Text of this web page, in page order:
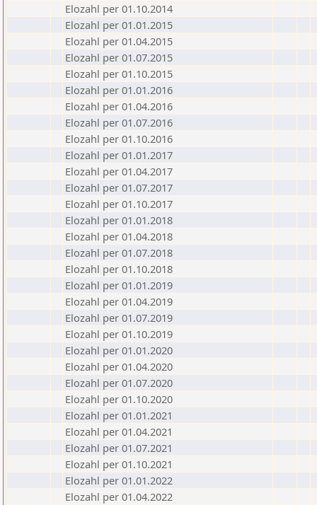
Elozahl per 01.10.2014
Elozahl per 01.01.2015
Elozahl per 01.04.2015
Elozahl per 01.07.2015
Elozahl per 01.10.2015
Elozahl per 01.01.2016
Elozahl per 01.04.2016
Elozahl per 01.07.2016
Elozahl per 01.10.2016
Elozahl per 01.01.2017
Elozahl per 01.04.2017
Elozahl per 01.07.2017
Elozahl per 01.10.2017
Elozahl per 01.01.2018
Elozahl per 01.04.2018
Elozahl per 01.07.2018
Elozahl per 01.10.2018
Elozahl per 01.01.2019
Elozahl per 01.04.2019
Elozahl per 01.07.2019
Elozahl per 01.10.2019
Elozahl per 01.01.2020
Elozahl per 01.04.2020
Elozahl per 01.07.2020
Elozahl per 01.10.2020
Elozahl per 01.01.2021
Elozahl per 01.04.2021
Elozahl per 01.07.2021
Elozahl per 01.10.2021
Elozahl per 01.01.2022
Elozahl per 01.04.2022